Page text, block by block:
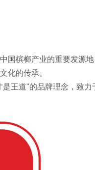
国槟榔产业的重要发源地
化的传承。
王道"的品牌理念，致